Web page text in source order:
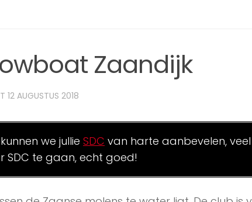
Zaandijk
12 AUGUSTUS 2018
we jullie SDC van harte aanbevelen, veel
SDC te gaan, echt goed!